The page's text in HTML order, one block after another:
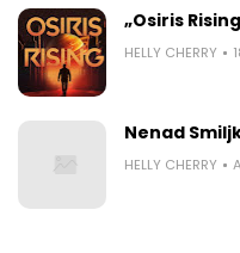
„Osiris
HELLY CHERRY
Nenad
HELLY CHERRY